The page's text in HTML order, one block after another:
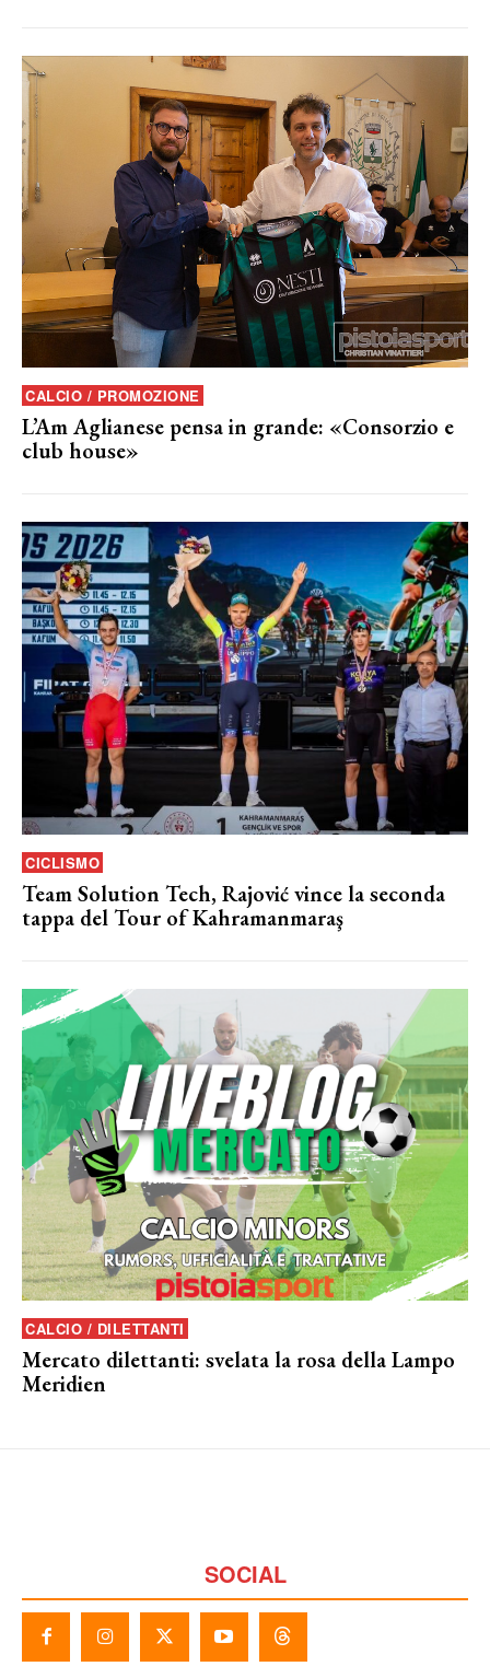
CALCIO / PROMOZIONE
L’Am Aglianese pensa in grande: «Consorzio e
club house»
CICLISMO
Team Solution Tech, Rajović vince la seconda
tappa del Tour of Kahramanmaraş
CALCIO / DILETTANTI
Mercato dilettanti: svelata la rosa della Lampo
Meridien
SOCIAL